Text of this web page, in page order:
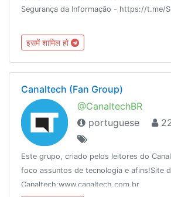
Segurança da Informação - https://t.me/
इसमें शामिल हो
Canaltech (Fan Group)
@CanaltechBR
portuguese
Este grupo, criado pelos leitores do
foco assuntos de tecnologia e afins!Site
Canaltech:www.canaltech.com.br